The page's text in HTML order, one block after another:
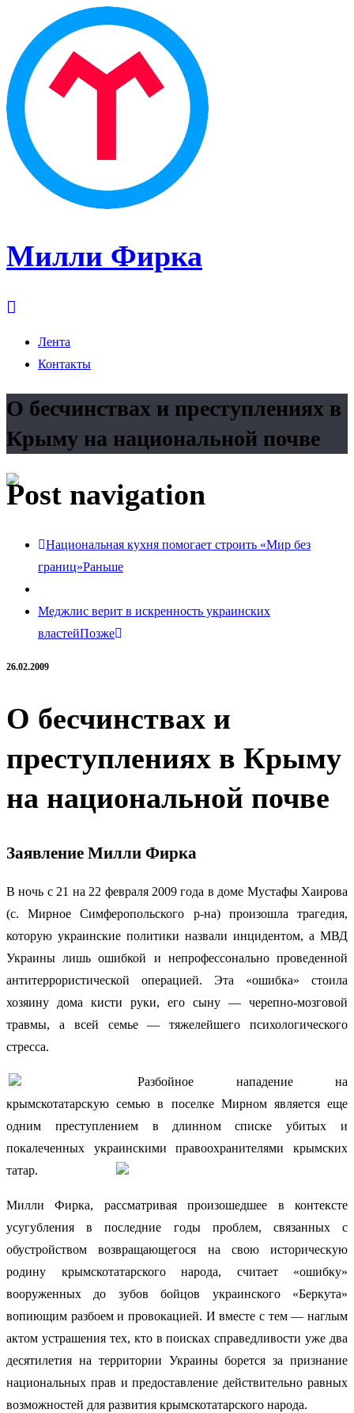
Милли Фирка
Лента
Контакты
О бесчинствах и преступлениях в
Крыму на национальной почве
Post navigation
Национальная кухня помогает строить «Мир без
границ»Раньше
Меджлис верит в искренность украинских
властейПозже
26.02.2009
О бесчинствах и
преступлениях в Крыму
на национальной почве
Заявление Милли Фирка
В ночь с 21 на 22 февраля 2009 года в доме Мустафы Хаирова
(с. Мирное Симферопольского р-на) произошла трагедия,
которую украинские политики назвали инцидентом, а МВД
Украины лишь ошибкой и непрофессонально проведенной
антитеррористической операцией. Эта «ошибка» стоила
хозяину дома кисти руки, его сыну — черепно-мозговой
травмы, а всей семье — тяжелейшего психологического
стресса.
Разбойное нападение на
крымскотатарскую семью в поселке Мирном является еще
одним преступлением в длинном списке убитых и
покалеченных украинскими правоохранителями крымских
татар.
Милли Фирка, рассматривая произошедшее в контексте
усугубления в последние годы проблем, связанных с
обустройством возвращающегося на свою историческую
родину крымскотатарского народа, считает «ошибку»
вооруженных до зубов бойцов украинского «Беркута»
вопиющим разбоем и провокацией. И вместе с тем — наглым
актом устрашения тех, кто в поисках справедливости уже два
десятилетия на территории Украины борется за признание
национальных прав и предоставление действительно равных
возможностей для развития крымскотатарского народа.